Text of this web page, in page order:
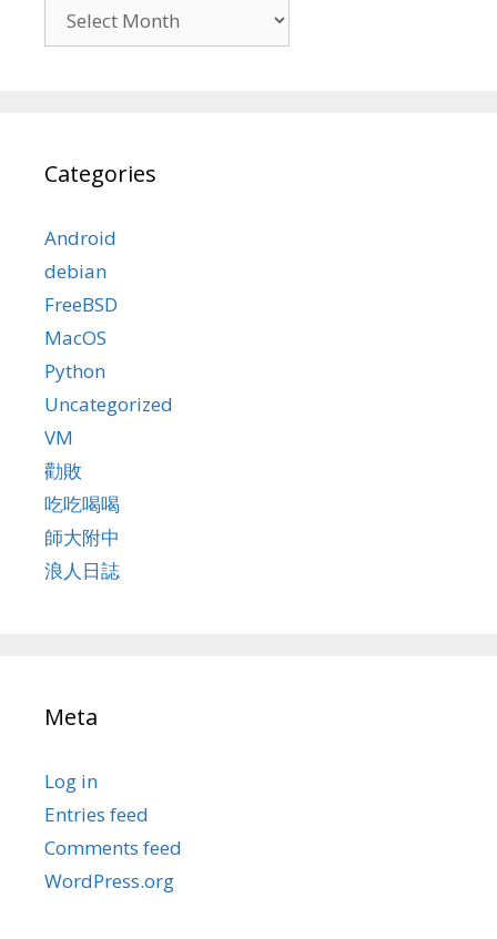
Categories
Android
debian
FreeBSD
MacOS
Python
Uncategorized
VM
勸敗
吃吃喝喝
師大附中
浪人日誌
Meta
Log in
Entries feed
Comments feed
WordPress.org